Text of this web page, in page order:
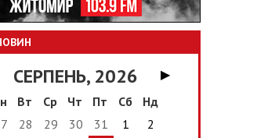
СЕРПЕНЬ, 2026
▶
Вт Ср Чт Пт Сб
Нд
28 29 30 31 1
2